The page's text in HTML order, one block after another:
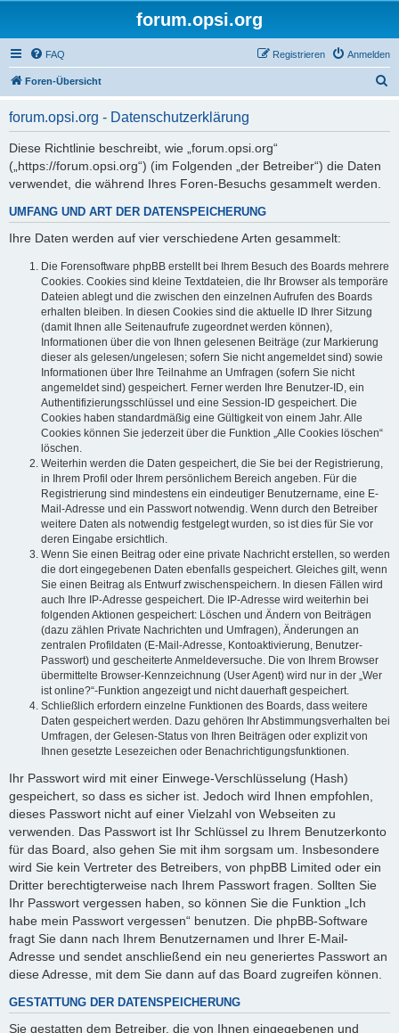
forum.opsi.org
FAQ Anmelden
Registrieren
Foren-Übersicht
forum.opsi.org - Datenschutzerklärung
Diese Richtlinie beschreibt, wie „forum.opsi.org“
(„https://forum.opsi.org“) (im Folgenden „der Betreiber“) die Daten
verwendet, die während Ihres Foren-Besuchs gesammelt werden.
UMFANG UND ART DER DATENSPEICHERUNG
Ihre Daten werden auf vier verschiedene Arten gesammelt:
Die Forensoftware phpBB erstellt bei Ihrem Besuch des Boards mehrere
Cookies. Cookies sind kleine Textdateien, die Ihr Browser als temporäre
Dateien ablegt und die zwischen den einzelnen Aufrufen des Boards
erhalten bleiben. In diesen Cookies sind die aktuelle ID Ihrer Sitzung
(damit Ihnen alle Seitenaufrufe zugeordnet werden können),
Informationen über die von Ihnen gelesenen Beiträge (zur Markierung
dieser als gelesen/ungelesen; sofern Sie nicht angemeldet sind) sowie
Informationen über Ihre Teilnahme an Umfragen (sofern Sie nicht
angemeldet sind) gespeichert. Ferner werden Ihre Benutzer-ID, ein
Authentifizierungsschlüssel und eine Session-ID gespeichert. Die
Cookies haben standardmäßig eine Gültigkeit von einem Jahr. Alle
Cookies können Sie jederzeit über die Funktion „Alle Cookies löschen“
löschen.
Weiterhin werden die Daten gespeichert, die Sie bei der Registrierung,
in Ihrem Profil oder Ihrem persönlichem Bereich angeben. Für die
Registrierung sind mindestens ein eindeutiger Benutzername, eine E-
Mail-Adresse und ein Passwort notwendig. Wenn durch den Betreiber
weitere Daten als notwendig festgelegt wurden, so ist dies für Sie vor
deren Eingabe ersichtlich.
Wenn Sie einen Beitrag oder eine private Nachricht erstellen, so werden
die dort eingegebenen Daten ebenfalls gespeichert. Gleiches gilt, wenn
Sie einen Beitrag als Entwurf zwischenspeichern. In diesen Fällen wird
auch Ihre IP-Adresse gespeichert. Die IP-Adresse wird weiterhin bei
folgenden Aktionen gespeichert: Löschen und Ändern von Beiträgen
(dazu zählen Private Nachrichten und Umfragen), Änderungen an
zentralen Profildaten (E-Mail-Adresse, Kontoaktivierung, Benutzer-
Passwort) und gescheiterte Anmeldeversuche. Die von Ihrem Browser
übermittelte Browser-Kennzeichnung (User Agent) wird nur in der „Wer
ist online?“-Funktion angezeigt und nicht dauerhaft gespeichert.
Schließlich erfordern einzelne Funktionen des Boards, dass weitere
Daten gespeichert werden. Dazu gehören Ihr Abstimmungsverhalten bei
Umfragen, der Gelesen-Status von Ihren Beiträgen oder explizit von
Ihnen gesetzte Lesezeichen oder Benachrichtigungsfunktionen.
Ihr Passwort wird mit einer Einwege-Verschlüsselung (Hash)
gespeichert, so dass es sicher ist. Jedoch wird Ihnen empfohlen,
dieses Passwort nicht auf einer Vielzahl von Webseiten zu
verwenden. Das Passwort ist Ihr Schlüssel zu Ihrem Benutzerkonto
für das Board, also gehen Sie mit ihm sorgsam um. Insbesondere
wird Sie kein Vertreter des Betreibers, von phpBB Limited oder ein
Dritter berechtigterweise nach Ihrem Passwort fragen. Sollten Sie
Ihr Passwort vergessen haben, so können Sie die Funktion „Ich
habe mein Passwort vergessen“ benutzen. Die phpBB-Software
fragt Sie dann nach Ihrem Benutzernamen und Ihrer E-Mail-
Adresse und sendet anschließend ein neu generiertes Passwort an
diese Adresse, mit dem Sie dann auf das Board zugreifen können.
GESTATTUNG DER DATENSPEICHERUNG
Sie gestatten dem Betreiber, die von Ihnen eingegebenen und